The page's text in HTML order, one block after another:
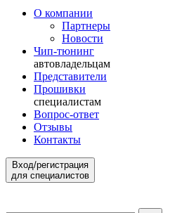
О компании
Партнеры
Новости
Чип-тюнинг
автовладельцам
Представители
Прошивки
специалистам
Вопрос-ответ
Отзывы
Контакты
Вход/регистрация
для специалистов